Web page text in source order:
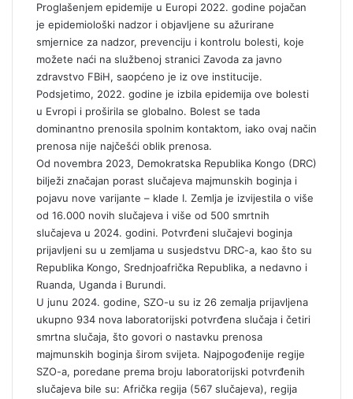
Proglašenjem epidemije u Europi 2022. godine pojačan
je epidemiološki nadzor i objavljene su ažurirane
smjernice za nadzor, prevenciju i kontrolu bolesti, koje
možete naći na službenoj stranici Zavoda za javno
zdravstvo FBiH, saopćeno je iz ove institucije.
Podsjetimo, 2022. godine je izbila epidemija ove bolesti
u Evropi i proširila se globalno. Bolest se tada
dominantno prenosila spolnim kontaktom, iako ovaj način
prenosa nije najčešći oblik prenosa.
Od novembra 2023, Demokratska Republika Kongo (DRC)
bilježi značajan porast slučajeva majmunskih boginja i
pojavu nove varijante – klade I. Zemlja je izvijestila o više
od 16.000 novih slučajeva i više od 500 smrtnih
slučajeva u 2024. godini. Potvrđeni slučajevi boginja
prijavljeni su u zemljama u susjedstvu DRC-a, kao što su
Republika Kongo, Srednjoafrička Republika, a nedavno i
Ruanda, Uganda i Burundi.
U junu 2024. godine, SZO-u su iz 26 zemalja prijavljena
ukupno 934 nova laboratorijski potvrđena slučaja i četiri
smrtna slučaja, što govori o nastavku prenosa
majmunskih boginja širom svijeta. Najpogođenije regije
SZO-a, poredane prema broju laboratorijski potvrđenih
slučajeva bile su: Afrička regija (567 slučajeva), regija